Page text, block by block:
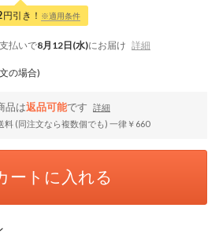
円引き！ ※適用条件
払いで8月12日(水)にお届け 詳細
の場合)
品は返品可能です
詳細
料 (同注文なら複数個でも) 一律￥660
ートに入れる